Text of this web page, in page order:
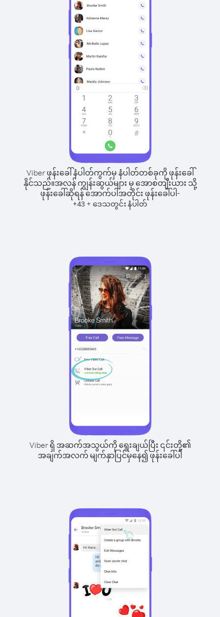
Viber ဖုန်းခေါ်နံပါတ်ကွက်မှ နံပါတ်တစ်ခုကို ဖုန်းခေါ်
နိုင်သည်။အလန် ကျွန်းဆွယ်များ မှ အောစတျီးယား သို့
ဖုန်းခေါ်ဆိုရန် အောက်ပါအတိုင်း ဖုန်းခေါ်ပါ-
+43 + ဒေသတွင်း နံပါတ်
Viber ရှိ အဆက်အသွယ်ကို ရွေးချယ်ပြီး ၎င်းတို့၏
အချက်အလက် မျက်နှာပြင်မှနေ၍ ဖုန်းခေါ်ပါ